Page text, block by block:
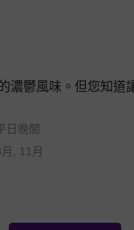
濃鬱風味。但您知道
日晚間
, 11月